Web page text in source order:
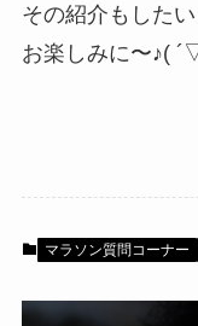
その紹介もした
お楽しみに〜♪(
マラソン質問コーナー